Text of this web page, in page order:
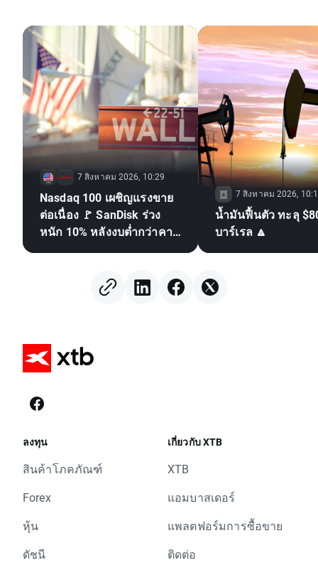
7 สิงหาคม 2026, 10:29
Nasdaq 100 เผชิญแรงขาย
ต่อเนื่อง 🚩 SanDisk ร่วง
หนัก 10% หลังงบต่ำกว่าคาด
7 สิงหาคม 2026,
น้ำมันฟื้นตัว ทะลุ
บาร์เรล 🔼
ลงทุน
สินค้าโภคภัณฑ์
Forex
หุ้น
ดัชนี
เกี่ยวกับ XTB
XTB
แอมบาสเดอร์
แพลตฟอร์มการซื้อขาย
ติดต่อ